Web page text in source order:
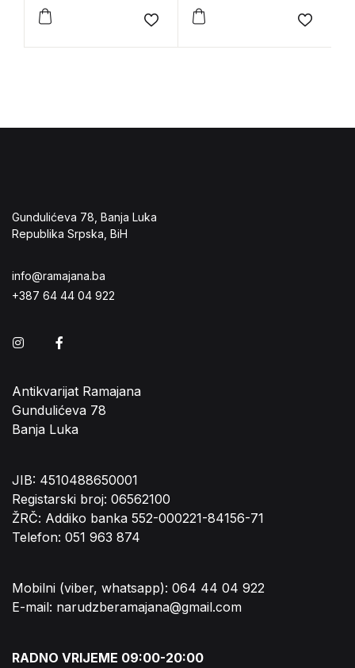
Add to wishlist Add to
Gundulićeva 78, Banja Luka
Republika Srpska, BiH
info@ramajana.ba
+387 64 44 04 922
Instagram
Antikvarijat Ramajana
Gundulićeva 78
Banja Luka
JIB: 4510488650001
Registarski broj: 06562100
ŽRČ: Addiko banka 552-000221-84156-71
Telefon: 051 963 874
Mobilni (viber, whatsapp): 064 44 04 922
E-mail: narudzberamajana@gmail.com
RADNO VRIJEME 09:00-20:00